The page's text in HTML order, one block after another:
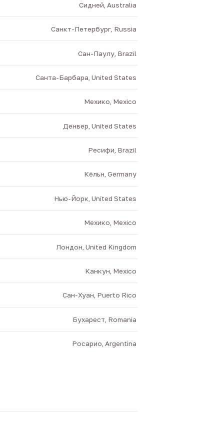
Сидней, Australia
Санкт-Петербург, Russia
Сан-Паулу, Brazil
Санта-Барбара, United States
Мехико, Mexico
Денвер, United States
Ресифи, Brazil
Кёльн, Germany
Нью-Йорк, United States
Мехико, Mexico
Лондон, United Kingdom
Канкун, Mexico
Сан-Хуан, Puerto Rico
Бухарест, Romania
Росарио, Argentina